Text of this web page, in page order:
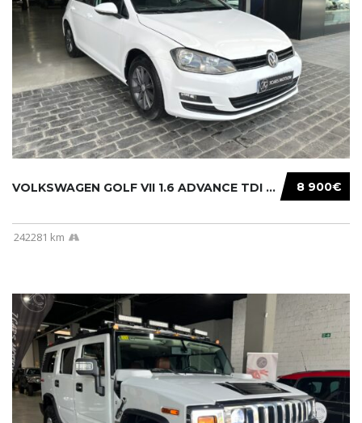
8 900€
VOLKSWAGEN GOLF VII 1.6 ADVANCE TDI 105CV BM...
242281 km